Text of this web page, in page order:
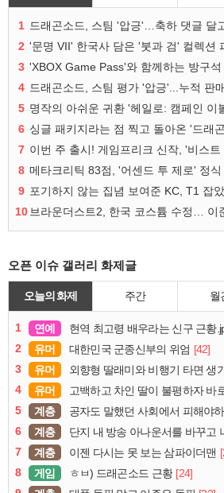
1 드래곤소드, 스팀 '압긍'…축하 댓글 달
2 '문명 VII' 한국사 담은 '붓과 검' 컬렉션
3 'XBOX Game Pass'와 함께하는 방구
4 드래곤소드, 스팀 평가 '압긍'...누적 판
5 명작의 아쉬운 귀환 '헤일로: 캠페인 이
6 싱글 패키지라는 점 찍고 돌아온 '드래
7 이번 주 출시! 게임프리크 신작, '비스
8 메타크리틱 83점, '어센드 투 제로' 정식
9 포기하지 않는 집념 보여준 KC, T1 잡
10
오픈 이슈 갤러리 화제글
오늘의 화제 주간 월
1 연예 현역 최고령 배우라는 신구 근황
2
유머 대한민국 군종신부의 위엄 [42]
3
유머 외향형 딸래미와 비행기 타면 생
4
유머 고백하고 차인 딸이 불평하자 바
5
계층 공자도 말했던 사회에서 피해야
6
계층 단지 내 방송 아나운서를 바꾸고 나서 집중도가 확 올라갔
7
계층 이젠 다시는 못 보는 삼파이더맨
8
게임 ㅎㅂ) 드래곤소드 근황 [24]